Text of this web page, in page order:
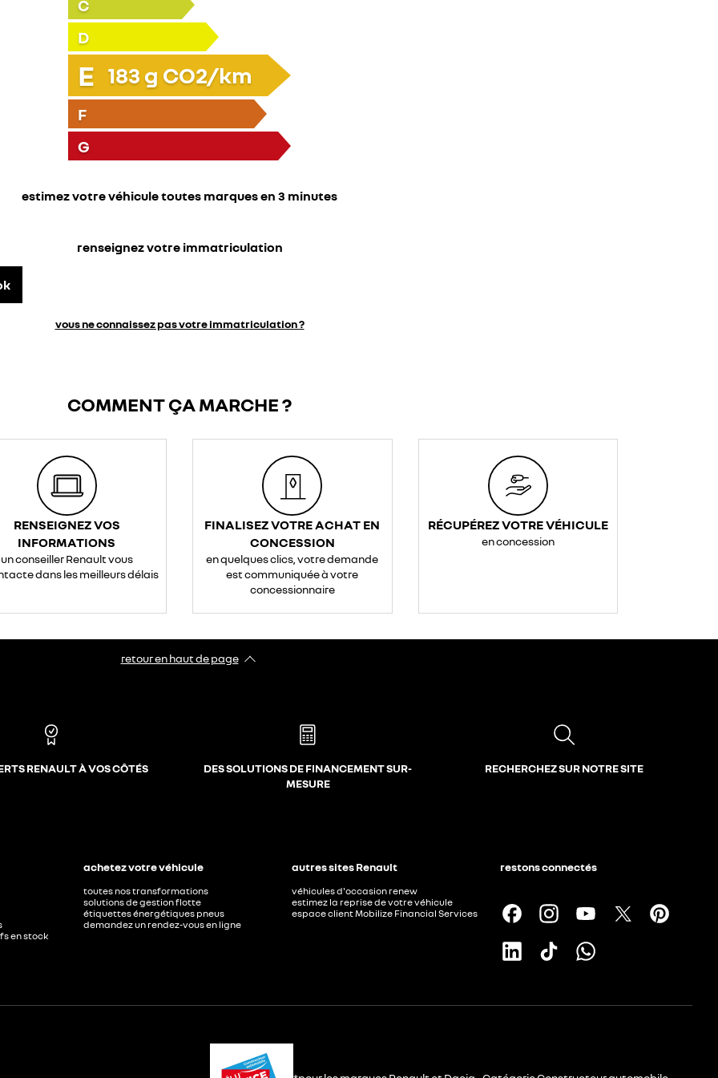
C
D
E 183 g CO2/km
F
G
estimez votre véhicule toutes marques en 3 minutes
renseignez votre immatriculation
vous ne connaissez pas votre immatriculation ?
COMMENT ÇA MARCHE ?
RENSEIGNEZ VOS
INFORMATIONS
un conseiller Renault vous
dans les meilleurs délais
FINALISEZ VOTRE ACHAT EN
CONCESSION
en quelques clics, votre demande
est communiquée à votre
concessionnaire
RÉCUPÉREZ VOTRE VÉHICULE
en concession
retour en haut de page​
RENAULT À VOS CÔTÉS
DES SOLUTIONS DE FINANCEMENT SUR-
MESURE
RECHERCHEZ SUR NOTRE SITE
en stock
achetez votre véhicule
toutes nos transformations
solutions de gestion flotte
étiquettes énergétiques pneus
demandez un rendez-vous en ligne
autres sites Renault
véhicules d'occasion renew
estimez la reprise de votre véhicule
espace client Mobilize Financial Services
restons connectés